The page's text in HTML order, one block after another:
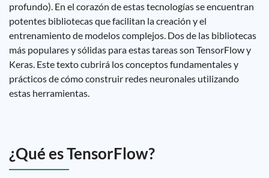
profundo). En el corazón de estas tecnologías se encuentran
potentes bibliotecas que facilitan la creación y el
entrenamiento de modelos complejos. Dos de las bibliotecas
más populares y sólidas para estas tareas son TensorFlow y
Keras. Este texto cubrirá los conceptos fundamentales y
prácticos de cómo construir redes neuronales utilizando
estas herramientas.
¿Qué es TensorFlow?